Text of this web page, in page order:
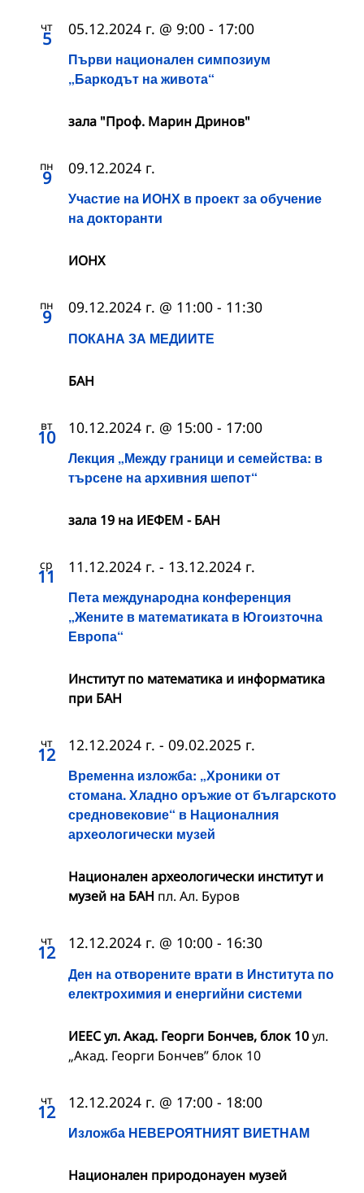
чт
5
Първи национален симпозиум
„Баркодът на живота“
05.12.2024 г. @ 9:00 - 17:00
зала "Проф. Марин Дринов"
пн
9
Участие на ИОНХ в проект за обучение
на докторанти
09.12.2024 г.
ИОНХ
пн
9
ПОКАНА ЗА МЕДИИТЕ
09.12.2024 г. @ 11:00 - 11:30
БАН
вт
10
Лекция „Между граници и семейства: в
търсене на архивния шепот“
10.12.2024 г. @ 15:00 - 17:00
зала 19 на ИЕФЕМ - БАН
ср
11
Пета международна конференция
„Жените в математиката в Югоизточна
Европа“
11.12.2024 г. - 13.12.2024 г.
Институт по математика и информатика
при БАН
чт
12
Временна изложба: „Хроники от
стомана. Хладно оръжие от българското
средновековие“ в Националния
археологически музей
12.12.2024 г. - 09.02.2025 г.
Национален археологически институт и
музей на БАН пл. Ал. Буров
чт
12
Ден на отворените врати в Института по
електрохимия и енергийни системи
12.12.2024 г. @ 10:00 - 16:30
ИЕЕС ул. Акад. Георги Бончев, блок 10ул.
„Акад. Георги Бончев” блок 10
чт
12
Изложба НЕВЕРОЯТНИЯТ ВИЕТНАМ
12.12.2024 г. @ 17:00 - 18:00
Национален природонауен музей